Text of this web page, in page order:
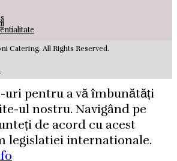
Catering. All Rights Reserved.
.
uri pentru a vă îmbunătăți
ul nostru. Navigând pe
de acord cu acest
legislatiei internationale.